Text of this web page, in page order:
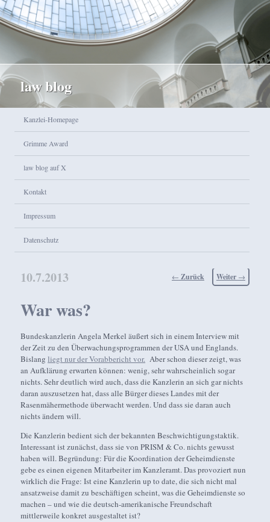
law blog
Zum Inhalt wechseln
Zum sekundären Inhalt wechseln
Kanzlei-Homepage
Grimme Award
law blog auf X
Kontakt
Impressum
Datenschutz
Beitragsnavigation
← Zurück Weiter →
War was?
10.7.2013
Bundeskanzlerin Angela Merkel äußert sich in einem Interview mit
der Zeit zu den Überwachungsprogrammen der USA und Englands.
Bislangliegt nur der Vorabbericht vor. Aber schon dieser zeigt, was
an Aufklärung erwarten können: wenig, sehr wahrscheinlich sogar
nichts. Sehr deutlich wird auch, dass die Kanzlerin an sich gar nichts
daran auszusetzen hat, dass alle Bürger dieses Landes mit der
Rasenmähermethode überwacht werden. Und dass sie daran auch
nichts ändern will.
Die Kanzlerin bedient sich der bekannten Beschwichtigungstaktik.
Interessant ist zunächst, dass sie von PRISM & Co. nichts gewusst
haben will. Begründung: Für die Koordination der Geheimdienste
gebe es einen eigenen Mitarbeiter im Kanzleramt. Das provoziert nun
wirklich die Frage: Ist eine Kanzlerin up to date, die sich nicht mal
ansatzweise damit zu beschäftigen scheint, was die Geheimdienste so
machen – und wie die deutsch-amerikanische Freundschaft
mittlerweile konkret ausgestaltet ist?